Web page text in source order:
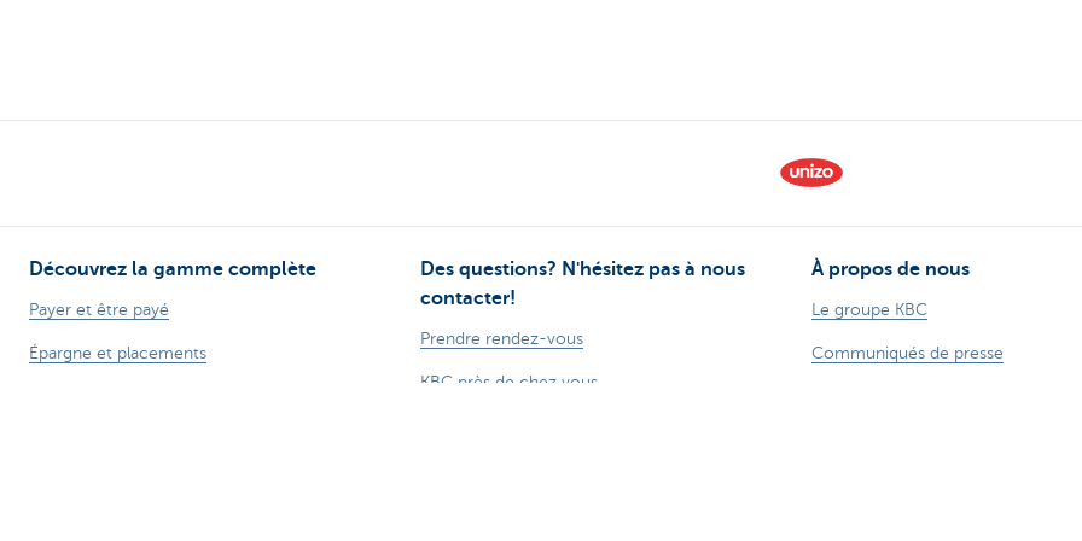
Découvrez la gamme complète
Payer et être payé
Épargne et placements
Des questions? N'hésitez pas à nous
contacter!
Prendre rendez-vous
KBC près de chez vous
À propos de nous
Le groupe KBC
Communiqués de presse